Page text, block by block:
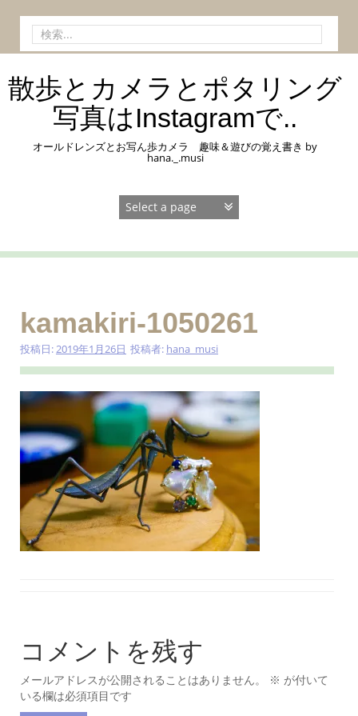
ン
へ
検
索:
散歩とカメラとポタリング
写真はInstagramで..
オールドレンズとお写ん歩カメラ 趣味＆遊びの覚え書き by
hana._.musi
kamakiri-1050261
投稿日:2019年1月26日 投稿者: hana_musi
コメントを残す
メールアドレスが公開されることはありません。 ※ が付いて
いる欄は必須項目です